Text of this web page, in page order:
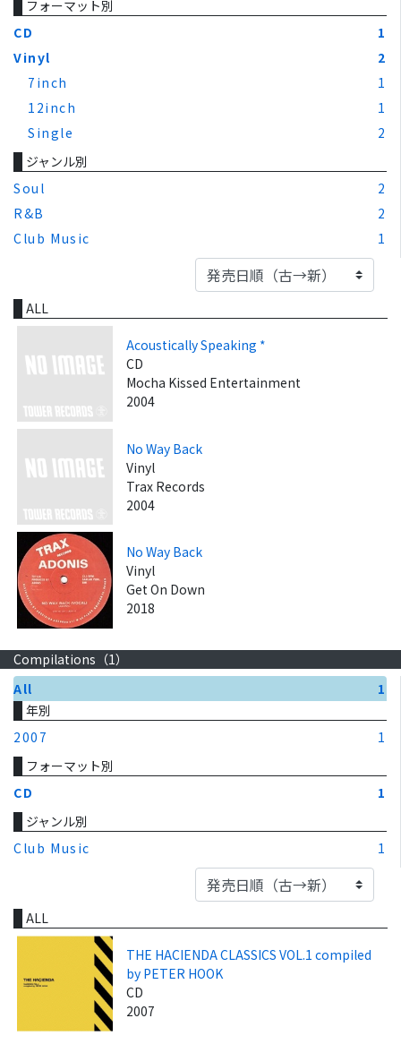
フォーマット別
CD
1
Vinyl
2
7inch
1
12inch
1
Single
2
ジャンル別
Soul
2
R&B
2
Club Music
1
ALL
Acoustically Speaking *
CD
Mocha Kissed Entertainment
2004
No Way Back
Vinyl
Trax Records
2004
No Way Back
Vinyl
Get On Down
2018
Compilations（1）
All
1
年別
2007
1
フォーマット別
CD
1
ジャンル別
Club Music
1
ALL
THE HACIENDA CLASSICS VOL.1 compiled
by PETER HOOK
CD
2007